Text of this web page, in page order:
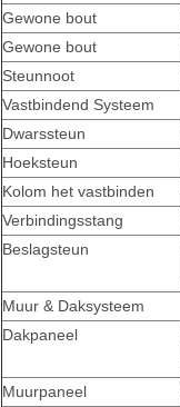
Gewone bout
Gewone bout
Steunnoot
Vastbindend Systeem
Dwarssteun
Hoeksteun
Kolom het vastbinden
Verbindingsstang
Beslagsteun
Muur & Daksysteem
Dakpaneel
Muurpaneel